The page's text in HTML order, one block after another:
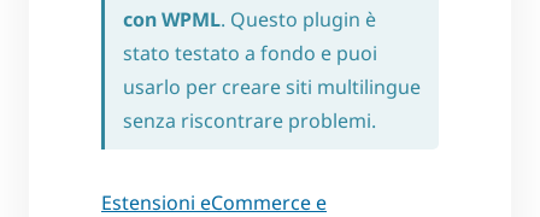
con WPML. Questo plugin è
stato testato a fondo e puoi
usarlo per creare siti multilingue
senza riscontrare problemi.
Estensioni eCommerce e